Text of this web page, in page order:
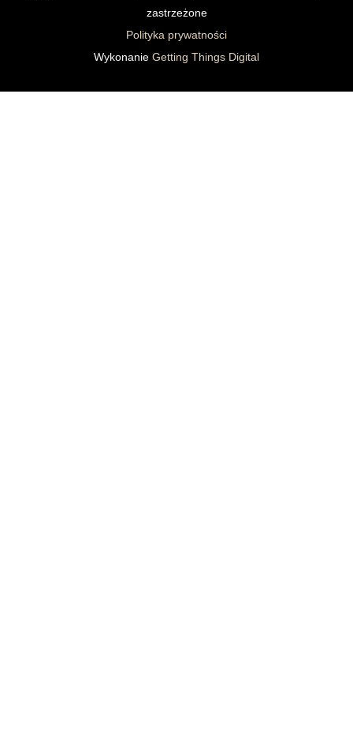
zastrzeżone
Polityka prywatności
Wykonanie Getting Things Digital